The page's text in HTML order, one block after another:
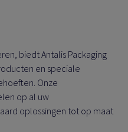
biedt Antalis Packaging
en speciale
Onze
op al uw
oplossingen tot op maat